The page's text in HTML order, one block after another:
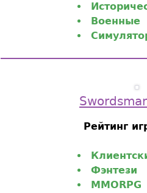
Военные
Рейтинг
Фэнтези
MMORPG